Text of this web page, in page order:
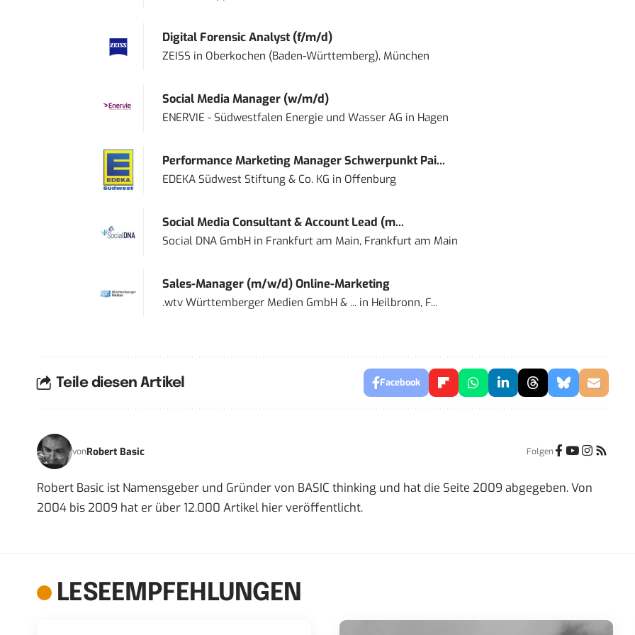
Digital Forensic Analyst (f/m/d)
ZEISS in Oberkochen (Baden-Württemberg), München
Social Media Manager (w/m/d)
ENERVIE - Südwestfalen Energie und Wasser AG in Hagen
Performance Marketing Manager Schwerpunkt Pai...
EDEKA Südwest Stiftung & Co. KG in Offenburg
Social Media Consultant & Account Lead (m...
Social DNA GmbHin Frankfurt am Main, Frankfurt am Main
Sales-Manager (m/w/d) Online-Marketing
.wtv Württemberger Medien GmbH & ...in Heilbronn, F...
Teile diesen Artikel Facebook
vonRobert Basic Folgen
Robert Basic ist Namensgeber und Gründer von BASIC thinking und hat die Seite 2009 abgegeben. Von
2004 bis 2009 hat er über 12.000 Artikel hier veröffentlicht.
LESEEMPFEHLUNGEN